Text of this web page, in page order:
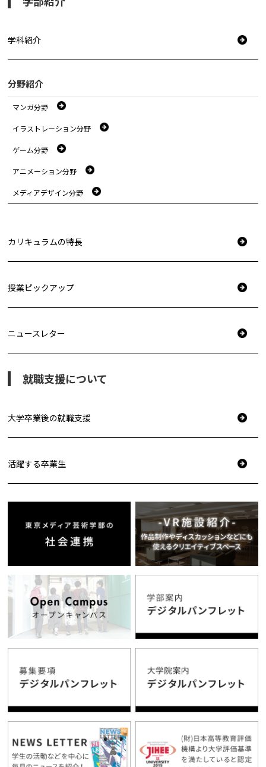
学科紹介
分野紹介
マンガ分野
イラストレーション分野
ゲーム分野
アニメーション分野
メディアデザイン分野
カリキュラムの特長
授業ピックアップ
ニュースレター
就職支援について
大学卒業後の就職支援
活躍する卒業生